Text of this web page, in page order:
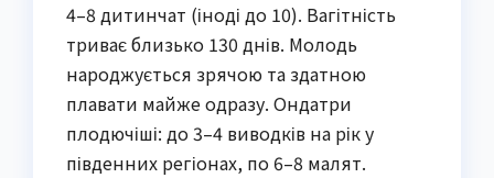
4–8 дитинчат (іноді до 10). Вагітність
триває близько 130 днів. Молодь
народжується зрячою та здатною
плавати майже одразу. Ондатри
плодючіші: до 3–4 виводків на рік у
південних регіонах, по 6–8 малят.